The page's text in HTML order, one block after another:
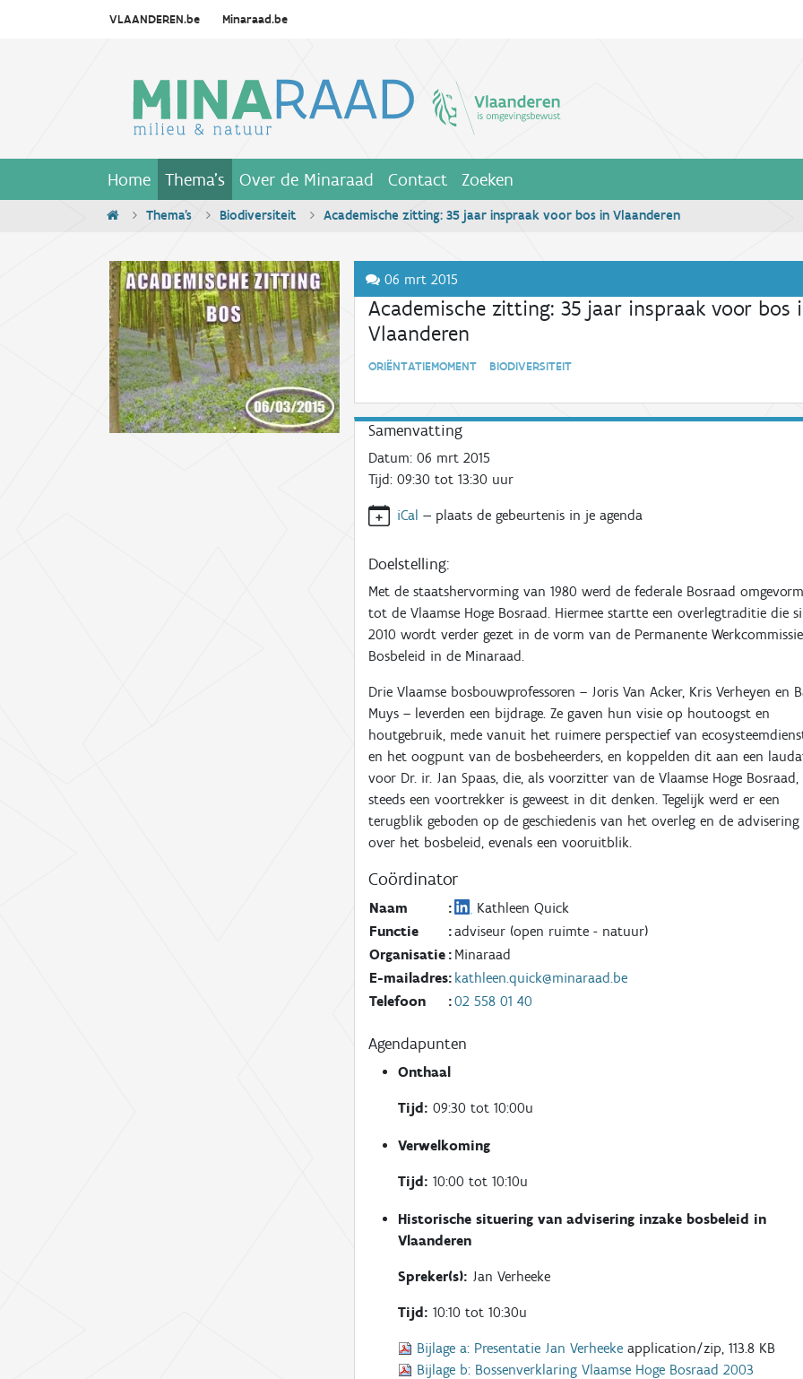
VLAANDEREN.be Minaraad.be
Home Thema's Over de Minaraad Contact Zoeken
Thema's Biodiversiteit Academische zitting: 35 jaar inspraak voor bos in Vlaanderen
06 mrt 2015
Academische zitting: 35 jaar inspraak voor bos
Vlaanderen
ORIËNTATIEMOMENT BIODIVERSITEIT
Samenvatting
Datum: 06 mrt 2015
Tijd: 09:30 tot 13:30 uur
iCal — plaats de gebeurtenis in je agenda
Doelstelling:
Met de staatshervorming van 1980 werd de federale Bosraad
tot de Vlaamse Hoge Bosraad. Hiermee startte een overlegtraditie die
2010 wordt verder gezet in de vorm van de Permanente Werkcommissie
Bosbeleid in de Minaraad.
Drie Vlaamse bosbouwprofessoren – Joris Van Acker, Kris Verheyen en
Muys – leverden een bijdrage. Ze gaven hun visie op houtoogst en
houtgebruik, mede vanuit het ruimere perspectief van
en het oogpunt van de bosbeheerders, en koppelden dit aan een
voor Dr. ir. Jan Spaas, die, als voorzitter van de Vlaamse Hoge Bosraad,
steeds een voortrekker is geweest in dit denken. Tegelijk werd er een
terugblik geboden op de geschiedenis van het overleg en de advisering
over het bosbeleid, evenals een vooruitblik.
Coördinator
:
Naam
Kathleen Quick
:
Functie
adviseur (open ruimte - natuur)
:
Organisatie Minaraad
:
E-mailadres kathleen.quick@minaraad.be
:
Telefoon 02 558 01 40
Agendapunten
Onthaal
Tijd: 09:30 tot 10:00u
Verwelkoming
Tijd: 10:00 tot 10:10u
Historische situering van advisering inzake bosbeleid in
Vlaanderen
Spreker(s): Jan Verheeke
Tijd: 10:10 tot 10:30u
Bijlage a: Presentatie Jan Verheekeapplication/zip, 113.8 KB
Bijlage b: Bossenverklaring Vlaamse Hoge Bosraad 2003